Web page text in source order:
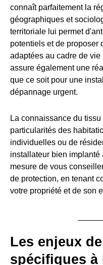
connaît parfaitement la
géographiques et
territoriale lui permet
potentiels et de proposer
adaptées au cadre de
assure également une
que ce soit pour une
dépannage urgent.
La connaissance du
particularités des
individuelles ou de
installateur bien
mesure de vous
de protection, en tenant
votre propriété et de son
Les enjeux
spécifiques à